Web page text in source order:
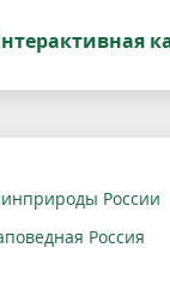
России
Россия